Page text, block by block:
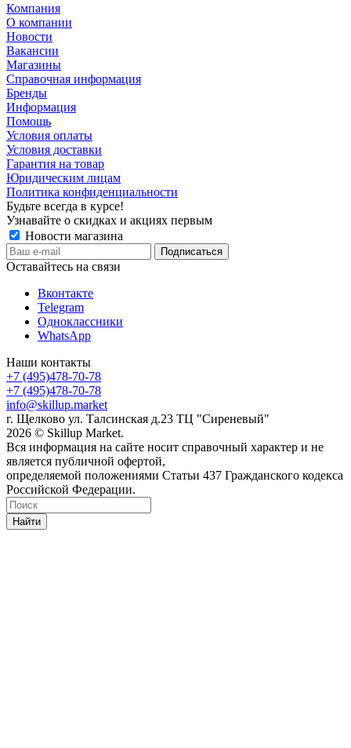
Компания
О компании
Новости
Вакансии
Магазины
Справочная информация
Бренды
Информация
Помощь
Условия оплаты
Условия доставки
Гарантия на товар
Юридическим лицам
Политика конфиденциальности
Будьте всегда в курсе!
Узнавайте о скидках и акциях первым
Новости магазина
Оставайтесь на связи
Вконтакте
Telegram
Одноклассники
WhatsApp
Наши контакты
+7 (495)478-70-78
+7 (495)478-70-78
info@skillup.market
г. Щелково ул. Талсинская д.23 ТЦ "Сиреневый"
2026 © Skillup Market.
Вся информация на сайте носит справочный характер и не
является публичной офертой,
определяемой положениями Статьи 437 Гражданского кодекса
Российской Федерации.
Найти